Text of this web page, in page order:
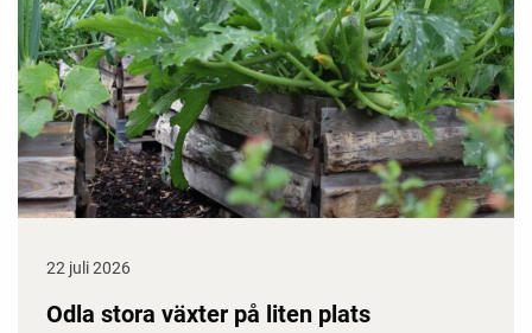
22 juli 2026
Odla stora växter på liten plats